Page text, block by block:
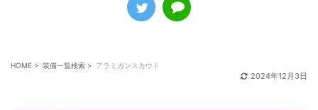
HOME > 装備一覧検索 > アラミガンスカウト
2024年12月3日